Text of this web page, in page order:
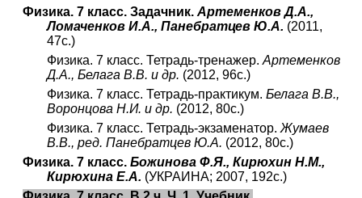
Физика. 7 класс. Задачник. Артеменков Д.А.,
Ломаченков И.А., Панебратцев Ю.А. (2011,
47с.)
Физика. 7 класс. Тетрадь-тренажер. Артеменков
Д.А., Белага В.В. и др. (2012, 96с.)
Физика. 7 класс. Тетрадь-практикум. Белага В.В.,
Воронцова Н.И. и др. (2012, 80с.)
Физика. 7 класс. Тетрадь-экзаменатор. Жумаев
В.В., ред. Панебратцев Ю.А. (2012, 80с.)
Физика. 7 класс. Божинова Ф.Я., Кирюхин Н.М.,
Кирюхина Е.А. (УКРАИНА; 2007, 192с.)